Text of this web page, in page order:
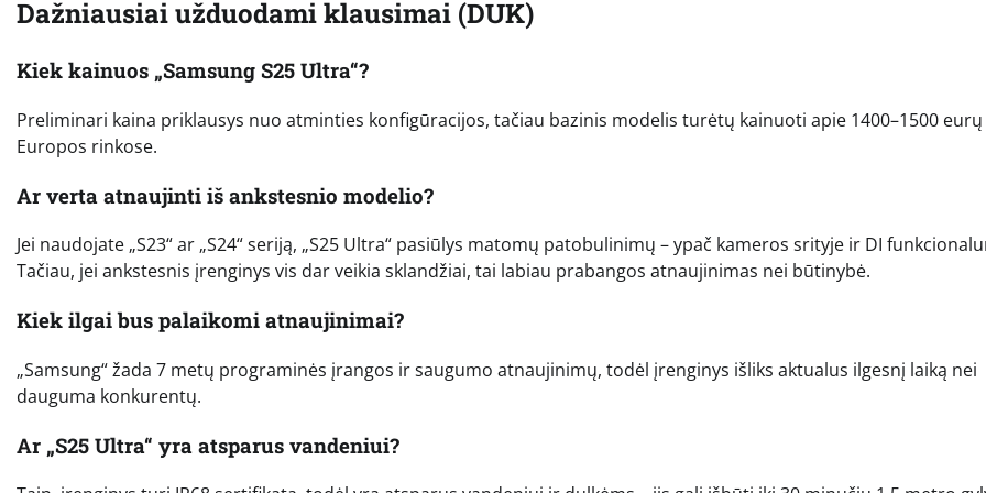
Dažniausiai užduodami klausimai (DUK)
Kiek kainuos „Samsung S25 Ultra“?
Preliminari kaina priklausys nuo atminties konfigūracijos, tačiau bazinis modelis turėtų kainuoti apie 1400–1500 eurų
Europos rinkose.
Ar verta atnaujinti iš ankstesnio modelio?
Jei naudojate „S23“ ar „S24“ seriją, „S25 Ultra“ pasiūlys matomų patobulinimų – ypač kameros srityje ir DI
Tačiau, jei ankstesnis įrenginys vis dar veikia sklandžiai, tai labiau prabangos atnaujinimas nei būtinybė.
Kiek ilgai bus palaikomi atnaujinimai?
„Samsung“ žada 7 metų programinės įrangos ir saugumo atnaujinimų, todėl įrenginys išliks aktualus ilgesnį laiką nei
dauguma konkurentų.
Ar „S25 Ultra“ yra atsparus vandeniui?